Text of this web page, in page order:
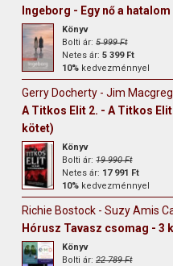
Ingeborg - Egy nő a
Könyv
Bolti ár:5 999 Ft
Netes ár:5 399 Ft
10% kedvezménnyel
Gerry Docherty - Jim
A Titkos Elit 2. - A Titkos
kötet)
Könyv
Bolti ár:19 990 Ft
Netes ár: 17 991 Ft
10% kedvezménnyel
Richie Bostock - Suzy Amis
Hórusz Tavasz csomag - 3
Könyv
Bolti ár:22 789 Ft